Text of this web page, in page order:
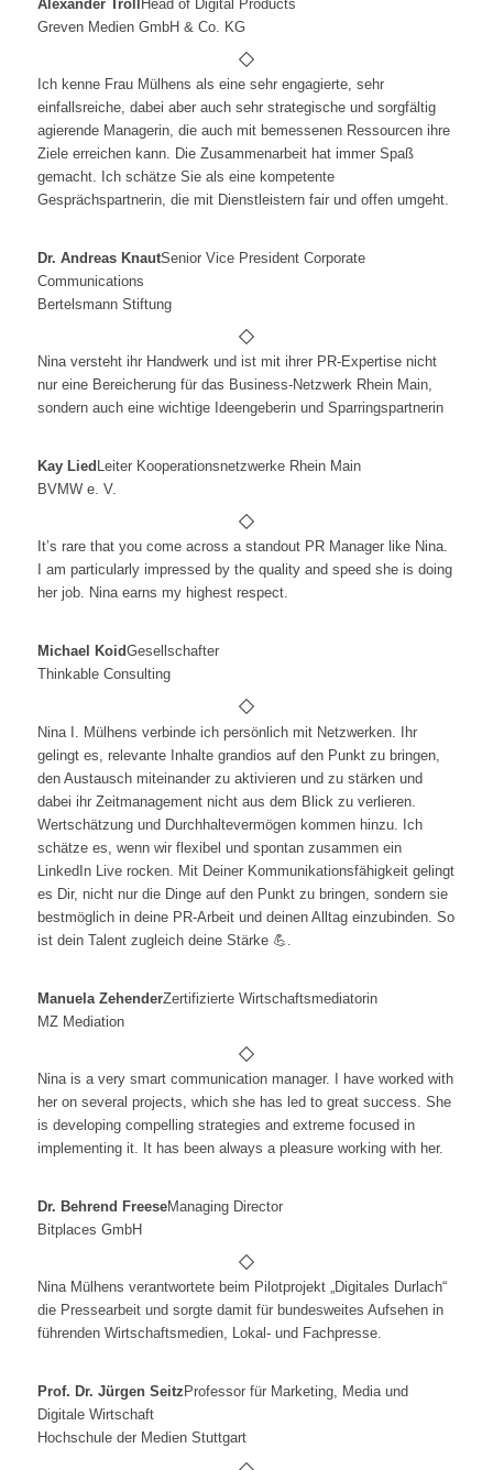
Alexander Troll
Head of Digital Products
Greven Medien GmbH & Co. KG
Ich kenne Frau Mülhens als eine sehr engagierte, sehr
einfallsreiche, dabei aber auch sehr strategische und sorgfältig
agierende Managerin, die auch mit bemessenen Ressourcen ihre
Ziele erreichen kann. Die Zusammenarbeit hat immer Spaß
gemacht. Ich schätze Sie als eine kompetente
Gesprächspartnerin, die mit Dienstleistern fair und offen umgeht.
Dr. Andreas KnautSenior Vice President Corporate
Communications
Bertelsmann Stiftung
Nina versteht ihr Handwerk und ist mit ihrer PR-Expertise nicht
nur eine Bereicherung für das Business-Netzwerk Rhein Main,
sondern auch eine wichtige Ideengeberin und Sparringspartnerin
Kay Lied Leiter Kooperationsnetzwerke Rhein Main
BVMW e. V.
It’s rare that you come across a standout PR Manager like Nina.
I am particularly impressed by the quality and speed she is doing
her job. Nina earns my highest respect.
Michael KoidGesellschafter
Thinkable Consulting
Nina I. Mülhens verbinde ich persönlich mit Netzwerken. Ihr
gelingt es, relevante Inhalte grandios auf den Punkt zu bringen,
den Austausch miteinander zu aktivieren und zu stärken und
dabei ihr Zeitmanagement nicht aus dem Blick zu verlieren.
Wertschätzung und Durchhaltevermögen kommen hinzu. Ich
schätze es, wenn wir flexibel und spontan zusammen ein
LinkedIn Live rocken. Mit Deiner Kommunikationsfähigkeit gelingt
es Dir, nicht nur die Dinge auf den Punkt zu bringen, sondern sie
bestmöglich in deine PR-Arbeit und deinen Alltag einzubinden. So
ist dein Talent zugleich deine Stärke 💪.
Manuela ZehenderZertifizierte Wirtschaftsmediatorin
MZ Mediation
Nina is a very smart communication manager. I have worked with
her on several projects, which she has led to great success. She
is developing compelling strategies and extreme focused in
implementing it. It has been always a pleasure working with her.
Dr. Behrend FreeseManaging Director
Bitplaces GmbH
Nina Mülhens verantwortete beim Pilotprojekt „Digitales Durlach“
die Pressearbeit und sorgte damit für bundesweites Aufsehen in
führenden Wirtschaftsmedien, Lokal- und Fachpresse.
Prof. Dr. Jürgen Seitz Professor für Marketing, Media und
Digitale Wirtschaft
Hochschule der Medien Stuttgart